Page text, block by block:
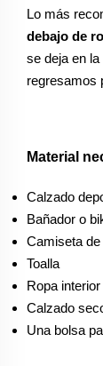
Lo más
debajo de
se deja en la
regresamos
Material
Calzado
Bañador o
Camiseta
Toalla
Ropa
Calzado
Una bolsa